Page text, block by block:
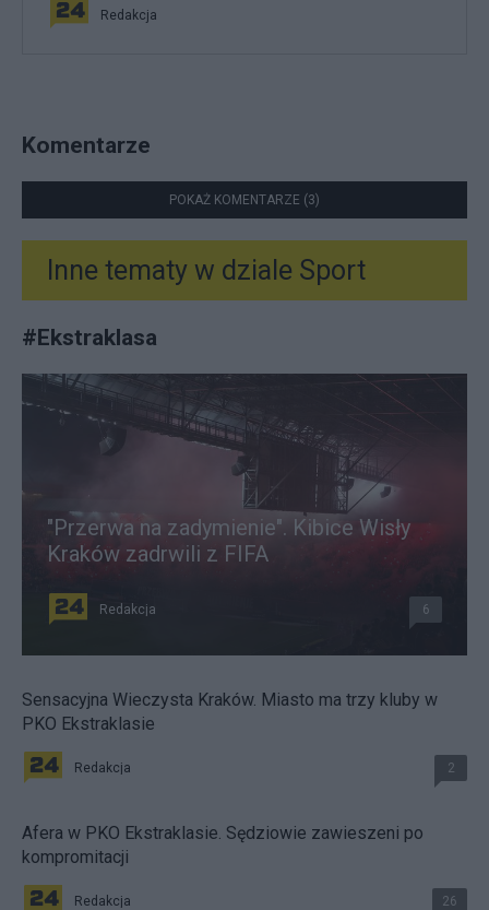
Redakcja
Komentarze
POKAŻ KOMENTARZE (3)
Inne tematy w dziale Sport
#Ekstraklasa
"Przerwa na zadymienie". Kibice Wisły
Kraków zadrwili z FIFA
Redakcja 6
Sensacyjna Wieczysta Kraków. Miasto ma trzy kluby w
PKO Ekstraklasie
Redakcja 2
Afera w PKO Ekstraklasie. Sędziowie zawieszeni po
kompromitacji
Redakcja 26